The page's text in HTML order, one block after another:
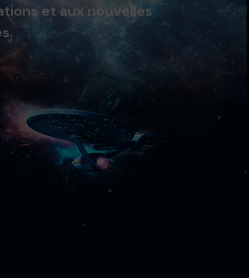
et aux nouvelles